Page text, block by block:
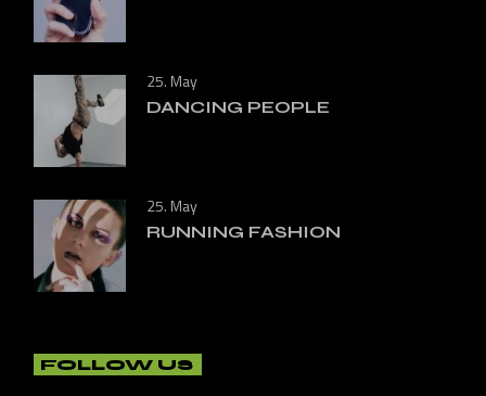
25. May
DANCING PEOPLE
25. May
RUNNING FASHION
FOLLOW US